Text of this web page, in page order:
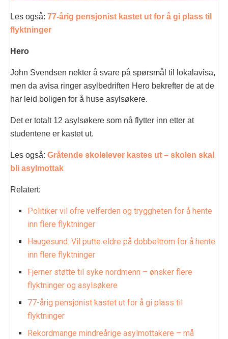
Les også: 77-årig pensjonist kastet ut for å gi plass til
flyktninger
Hero
John Svendsen nekter å svare på spørsmål til lokalavisa,
men da avisa ringer asylbedriften Hero bekrefter de at de
har leid boligen for å huse asylsøkere.
Det er totalt 12 asylsøkere som nå flytter inn etter at
studentene er kastet ut.
Les også: Gråtende skolelever kastes ut – skolen skal
bli asylmottak
Relatert:
Politiker vil ofre velferden og tryggheten for å hente
inn flere flyktninger
Haugesund: Vil putte eldre på dobbeltrom for å hente
inn flere flyktninger
Fjerner støtte til syke nordmenn – ønsker flere
flyktninger og asylsøkere
77-årig pensjonist kastet ut for å gi plass til
flyktninger
Rekordmange mindreårige asylmottakere – må